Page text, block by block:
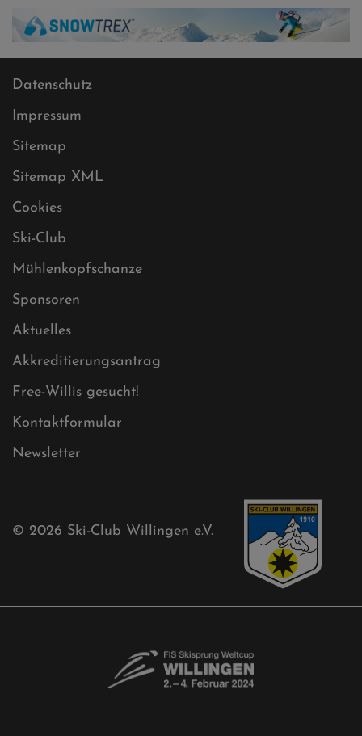
Datenschutz
Impressum
Sitemap
Sitemap XML
Cookies
Ski-Club
Mühlenkopfschanze
Sponsoren
Aktuelles
Kontaktformular